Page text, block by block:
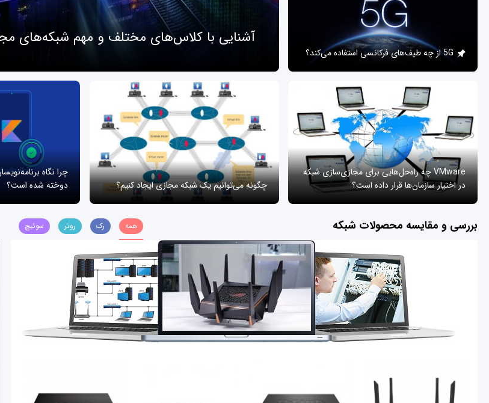
آشنایی با کلاس‌های مختلف و مهم شبکه‌های
5G از چه طیف‌های فرکانسی استفاده می‌کند؟
VMware چه راه‌حل‌هایی برای مجازی‌سازی شبکه
در اختیار سازمان‌ها قرار داده است؟
چگونه می‌توانیم یک شبکه مجازی ایجاد کنیم؟
چرا نگاه
دوخته شده است؟
بررسی و مقایسه محصولات شبکه همه رک روتر سوئیچ